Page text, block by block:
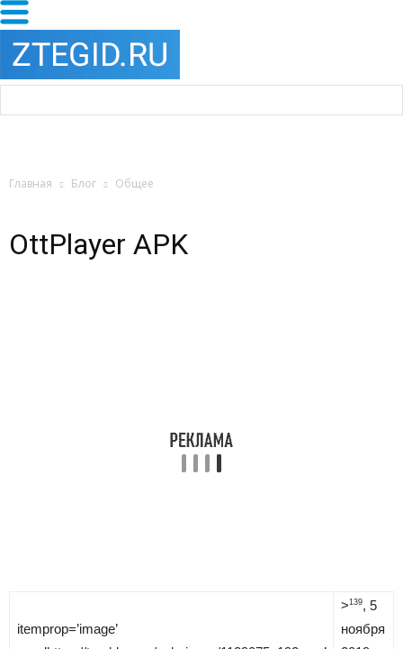
Главная Блог Общее
OttPlayer APK
itemprop=’image’
>139, 5
ноября